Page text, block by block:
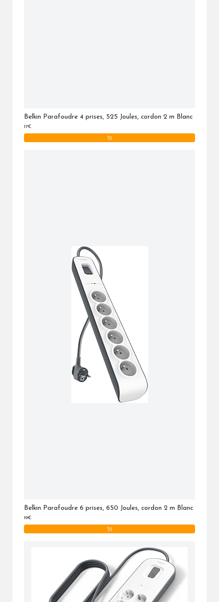
Belkin Parafoudre 4 prises, 525 Joules, cordon 2 m Blanc
17€
Belkin Parafoudre 6 prises, 650 Joules, cordon 2 m Blanc
19€